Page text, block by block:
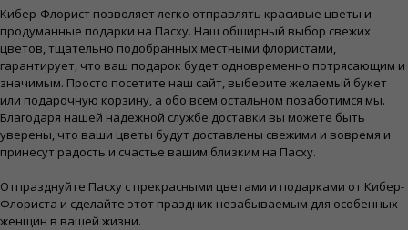
Кибер-Флорист позволяет легко отправлять красивые цветы и
продуманные подарки на Пасху. Наш обширный выбор свежих
цветов, тщательно подобранных местными флористами,
гарантирует, что ваш подарок будет одновременно потрясающим и
значимым. Просто посетите наш сайт, выберите желаемый букет
или подарочную корзину, а обо всем остальном позаботимся мы.
Благодаря нашей надежной службе доставки вы можете быть
уверены, что ваши цветы будут доставлены свежими и вовремя и
принесут радость и счастье вашим близким на Пасху.
Отпразднуйте Пасху с прекрасными цветами и подарками от Кибер-
Флориста и сделайте этот праздник незабываемым для особенных
женщин в вашей жизни.